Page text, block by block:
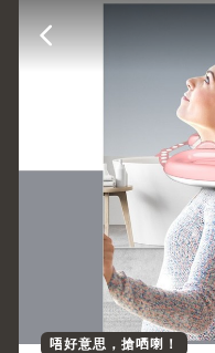
唔好意思，搶哂喇！